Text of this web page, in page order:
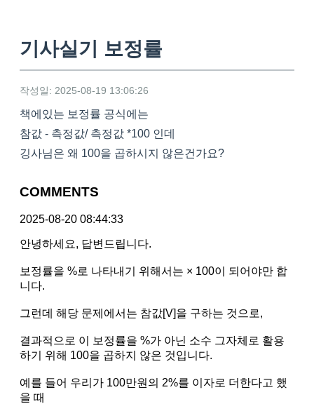
기사실기 보정률
작성일: 2025-08-19 13:06:26
책에있는 보정률 공식에는
참값 - 측정값/ 측정값 *100 인데
깅사님은 왜 100을 곱하시지 않은건가요?
COMMENTS
2025-08-20 08:44:33
안녕하세요, 답변드립니다.
보정률을 %로 나타내기 위해서는 × 100이 되어야만 합
니다.
그런데 해당 문제에서는 참값[V]을 구하는 것으로,
결과적으로 이 보정률을 %가 아닌 소수 그자체로 활용
하기 위해 100을 곱하지 않은 것입니다.
예를 들어 우리가 100만원의 2%를 이자로 더한다고 했
을 때